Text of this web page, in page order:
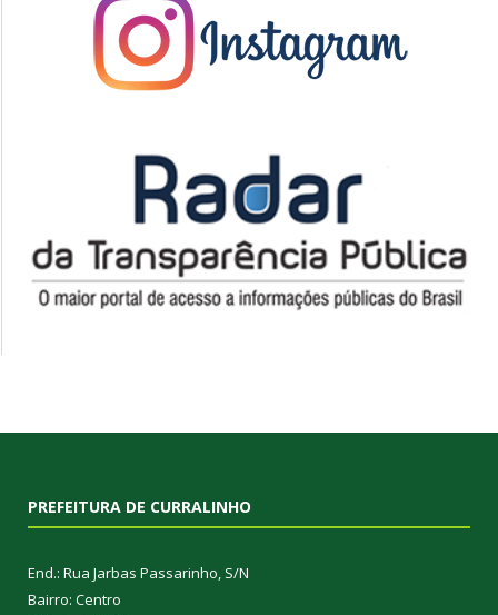
PREFEITURA DE CURRALINHO
End.: Rua Jarbas Passarinho, S/N
Bairro: Centro